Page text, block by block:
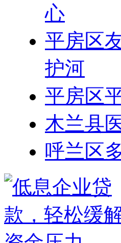
心
平房区
护河
平房区
木兰县
呼兰区